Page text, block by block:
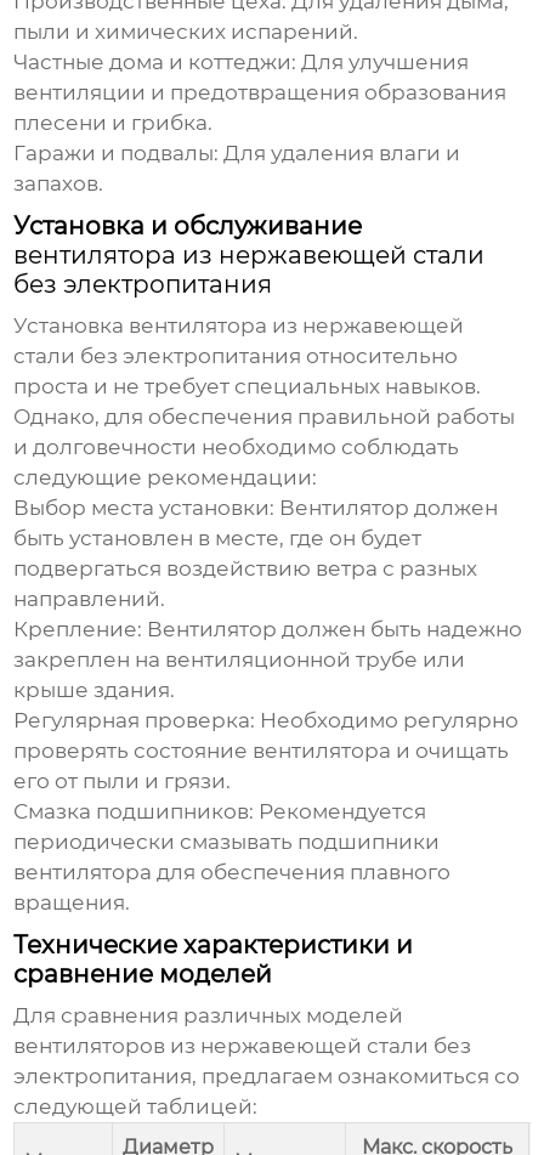
пыли и химических испарений.
Частные дома и коттеджи: Для улучшения
вентиляции и предотвращения образования
плесени и грибка.
Гаражи и подвалы: Для удаления влаги и
запахов.
Установка и обслуживание
вентилятора из нержавеющей стали
без электропитания
Установка вентилятора из нержавеющей
стали без электропитания относительно
проста и не требует специальных навыков.
Однако, для обеспечения правильной работы
и долговечности необходимо соблюдать
следующие рекомендации:
Выбор места установки: Вентилятор должен
быть установлен в месте, где он будет
подвергаться воздействию ветра с разных
направлений.
Крепление: Вентилятор должен быть надежно
закреплен на вентиляционной трубе или
крыше здания.
Регулярная проверка: Необходимо регулярно
проверять состояние вентилятора и очищать
его от пыли и грязи.
Смазка подшипников: Рекомендуется
периодически смазывать подшипники
вентилятора для обеспечения плавного
вращения.
Технические характеристики и
сравнение моделей
Для сравнения различных моделей
вентиляторов из нержавеющей стали без
электропитания, предлагаем ознакомиться со
следующей таблицей:
Диаметр
Макс. скорость